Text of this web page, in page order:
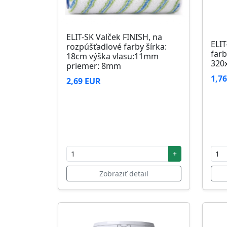
ELIT-SK Valček FINISH, na
rozpúšťadlové farby šírka:
18cm výška vlasu:11mm
priemer: 8mm
2,69 EUR
+
Zobraziť detail